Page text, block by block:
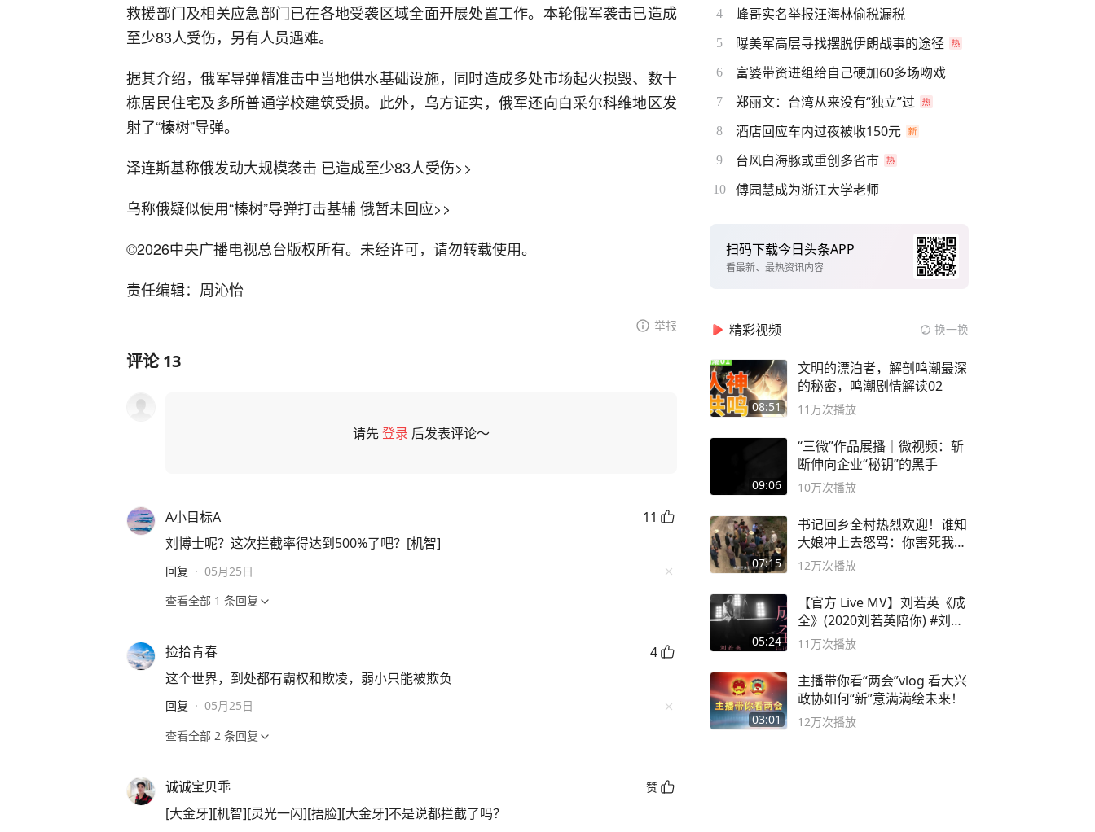
救援部门及相关应急部门已在各地受袭区域全面开展处置工作。本轮俄军袭击已造成
至少83人受伤，另有人员遇难。
据其介绍，俄军导弹精准击中当地供水基础设施，同时造成多处市场起火损毁、数十
栋居民住宅及多所普通学校建筑受损。此外，乌方证实，俄军还向白采尔科维地区发
射了“榛树”导弹。
泽连斯基称俄发动大规模袭击 已造成至少83人受伤>>
乌称俄疑似使用“榛树”导弹打击基辅 俄暂未回应>>
©2026中央广播电视总台版权所有。未经许可，请勿转载使用。
责任编辑：周沁怡
举报
评论13
请先登录 后发表评论～
A小目标A
11
刘博士呢？这次拦截率得达到500%了吧？[机智]
回复 · 05月25日
查看全部 1 条回复
捡拾青春
4
这个世界，到处都有霸权和欺凌，弱小只能被欺负
回复 · 05月25日
查看全部 2 条回复
诚诚宝贝乖 赞
[大金牙][机智][灵光一闪][捂脸][大金牙]不是说都拦截了吗？
4 峰哥实名举报汪海林偷税漏税
5 曝美军高层寻找摆脱伊朗战事的途径
6 富婆带资进组给自己硬加60多场吻戏
7 郑丽文：台湾从来没有“独立”过
8 酒店回应车内过夜被收150元
9 台风白海豚或重创多省市
10 傅园慧成为浙江大学老师
扫码下载今日头条APP
看最新、最热资讯内容
精彩视频 换一换
08:51
文明的漂泊者，解剖鸣潮最深
的秘密，鸣潮剧情解读02
11万次播放
09:06
“三微”作品展播｜微视频：斩
断伸向企业“秘钥”的黑手
10万次播放
07:15
书记回乡全村热烈欢迎！谁知
大娘冲上去怒骂：你害死我儿
子
12万次播放
05:24
【官方 Live MV】刘若英《成
全》(2020刘若英陪你) #刘若
英 #成全
11万次播放
03:01
主播带你看“两会”vlog 看大兴
政协如何“新”意满满绘未来！
12万次播放